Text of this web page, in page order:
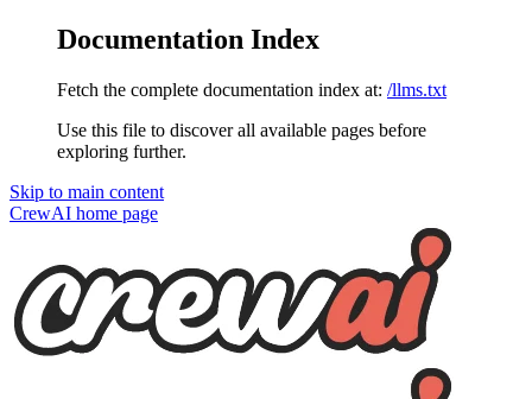
Documentation Index
Fetch the complete documentation index at: /llms.txt
Use this file to discover all available pages before
exploring further.
Skip to main content
CrewAI home page